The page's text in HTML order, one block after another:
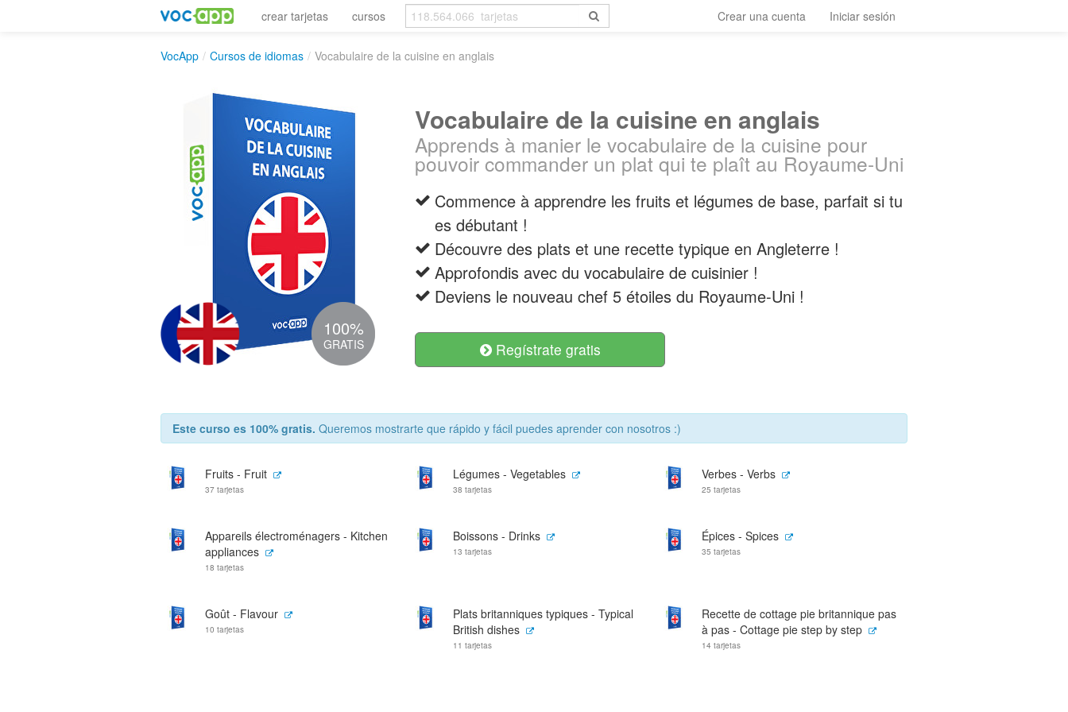
crear tarjetas cursos Crear una cuenta Iniciar sesión
VocApp / Cursos de idiomas / Vocabulaire de la cuisine en anglais
100%
GRATIS
Vocabulaire de la cuisine en anglais
Apprends à manier le vocabulaire de la cuisine pour
pouvoir commander un plat qui te plaît au Royaume-Uni
Commence à apprendre les fruits et légumes de base, parfait si tu
es débutant !
Découvre des plats et une recette typique en Angleterre !
Approfondis avec du vocabulaire de cuisinier !
Deviens le nouveau chef 5 étoiles du Royaume-Uni !
Regístrate gratis
Este curso es 100% gratis. Queremos mostrarte que rápido y fácil puedes aprender con nosotros :)
Fruits - Fruit
37 tarjetas
Légumes - Vegetables
38 tarjetas
Verbes - Verbs
25 tarjetas
Appareils électroménagers - Kitchen
appliances
18 tarjetas
Boissons - Drinks
13 tarjetas
Épices - Spices
35 tarjetas
Goût - Flavour
10 tarjetas
Plats britanniques typiques - Typical
British dishes
11 tarjetas
Recette de cottage pie britannique pas
à pas - Cottage pie step by step
14 tarjetas